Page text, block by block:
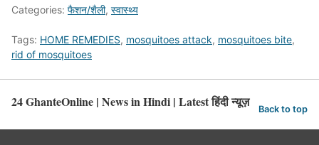
Categories: फैशन/शैली, स्वास्थ्य
Tags: HOME REMEDIES, mosquitoes attack, mosquitoes bite,
rid of mosquitoes
24 GhanteOnline | News in Hindi | Latest हिंदी न्यूज़ Back to top